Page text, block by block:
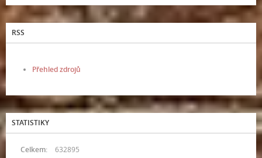
RSS
Přehled zdrojů
STATISTIKY
Celkem:
632895